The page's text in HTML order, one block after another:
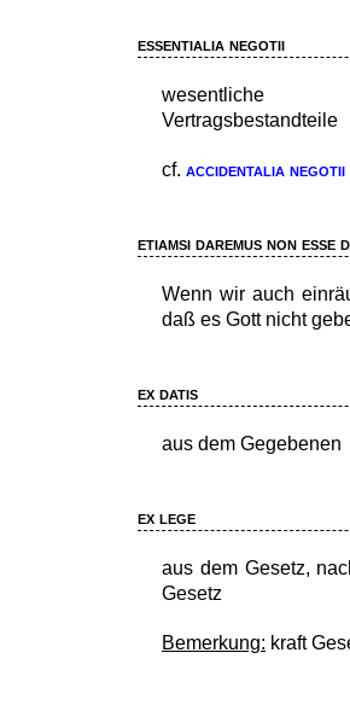
essentialia negotii
wesentliche
Vertragsbestandteile
cf. accidentalia negotii
etiamsi daremus non esse
Wenn wir auch
daß es Gott nicht
ex datis
aus dem Gegebenen
ex lege
aus dem Gesetz,
Gesetz
Bemerkung: kraft